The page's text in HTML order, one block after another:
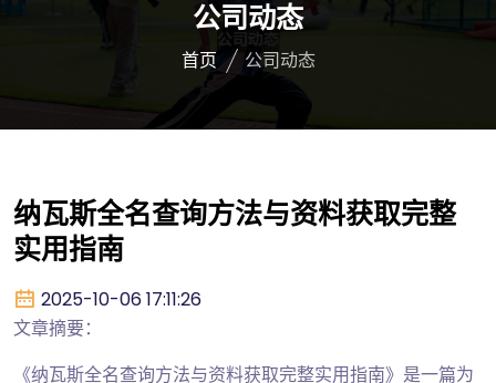
公司动态
首页 公司动态
纳瓦斯全名查询方法与资料获取完整
实用指南
2025-10-06 17:11:26
文章摘要：
《纳瓦斯全名查询方法与资料获取完整实用指南》是一篇为